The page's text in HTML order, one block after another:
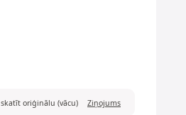
skatīt oriģinālu (vācu) Ziņojums